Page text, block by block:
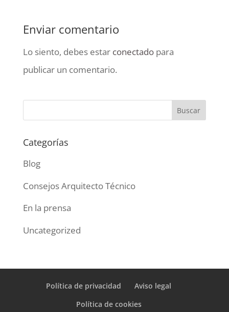
Enviar comentario
Lo siento, debes estar conectadopara
publicar un comentario.
Categorías
Blog
Consejos Arquitecto Técnico
En la prensa
Uncategorized
Política de privacidad
Aviso legal
Política de cookies